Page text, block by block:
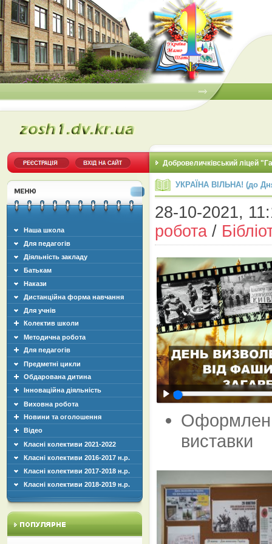
Добровеличківський ліцей
Наша школа
Для педагогів
Діяльність закладу
Батькам
Накази
Дистанційна форма навчання
Для учнів
Колектив школи
Методична робота
Для педагогів
Предметні цикли
Обдарована дитина
Інноваційна діяльність
Виховна робота
Новини та оголошення
Відео
Класні колективи 2021-2022
Класні колективи 2016-2017 н.р.
Класні колективи 2017-2018 н.р.
Класні колективи 2018-2019 н.р.
УКРАЇНА ВІЛЬНА! (до
28-10-2021,
робота /
виставки